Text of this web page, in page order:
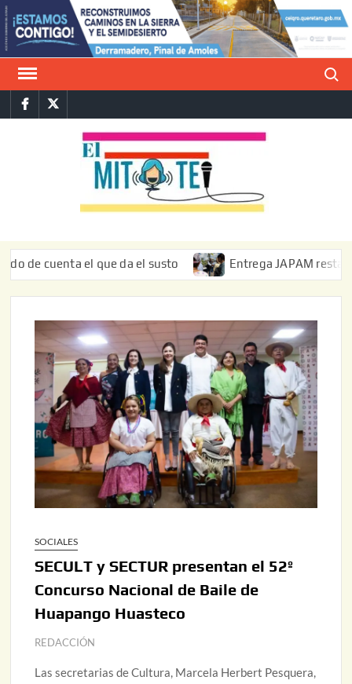
Saltar
al
contenido
FacebookTwitter
el que da el susto Entrega JAPAM restauración
SOCIALES
SECULT y SECTUR presentan el 52º
Concurso Nacional de Baile de
Huapango Huasteco
REDACCIÓN
Las secretarias de Cultura, Marcela Herbert Pesquera,